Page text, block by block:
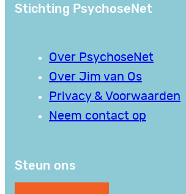
Stichting PsychoseNet
Over PsychoseNet
Over Jim van Os
Privacy & Voorwaarden
Neem contact op
Steun ons